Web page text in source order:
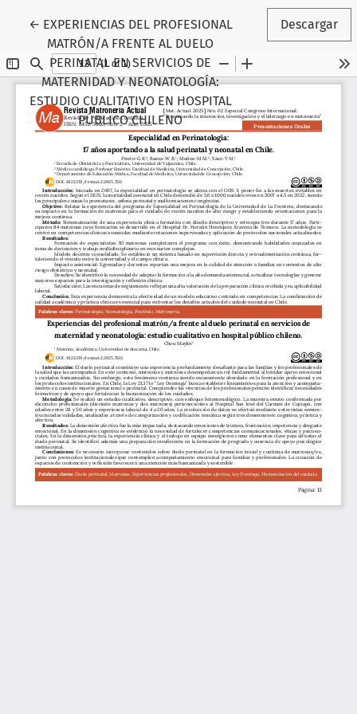
← Volver a los detalles del artículo
EXPERIENCIAS DEL PROFESIONAL
MATRÓN/A FRENTE AL DUELO
PERINATAL EN SERVICIOS DE
MATERNIDAD Y NEONATOLOGÍA:
ESTUDIO CUALITATIVO EN HOSPITAL
PÚBLICO CHILENO
Descargar